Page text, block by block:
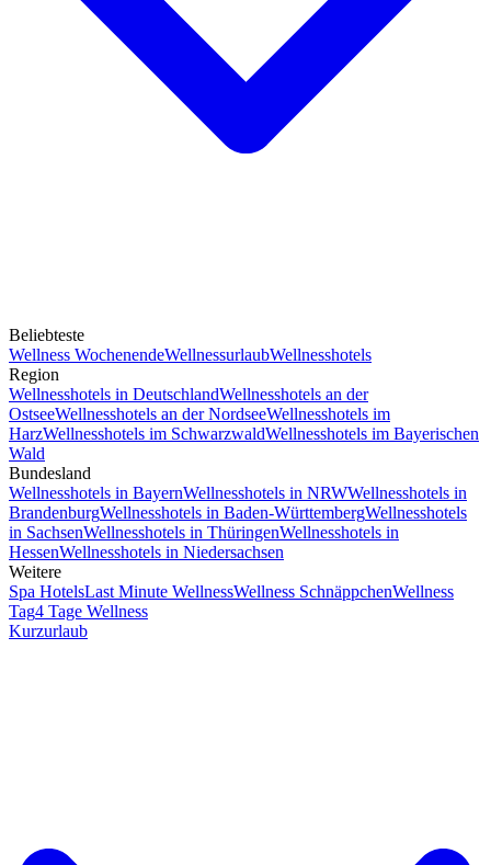
Beliebteste
Wellness WochenendeWellnessurlaubWellnesshotels
Region
Wellnesshotels in DeutschlandWellnesshotels an der
OstseeWellnesshotels an der NordseeWellnesshotels im
HarzWellnesshotels im SchwarzwaldWellnesshotels im Bayerischen
Wald
Bundesland
Wellnesshotels in BayernWellnesshotels in NRWWellnesshotels in
BrandenburgWellnesshotels in Baden-WürttembergWellnesshotels
in SachsenWellnesshotels in ThüringenWellnesshotels in
HessenWellnesshotels in Niedersachsen
Weitere
Spa HotelsLast Minute WellnessWellness SchnäppchenWellness
Tag4 Tage Wellness
Kurzurlaub